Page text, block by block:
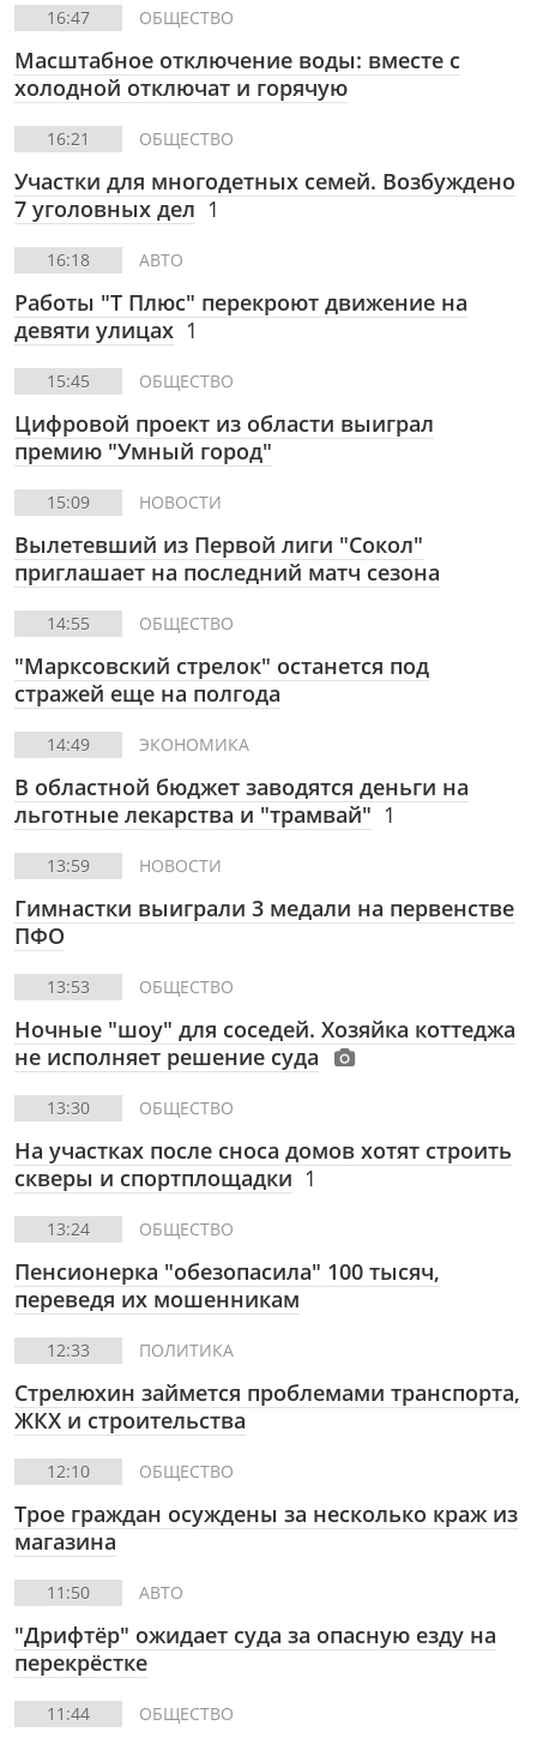
16:47 ОБЩЕСТВО
Масштабное отключение воды: вместе с
холодной отключат и горячую
16:21 ОБЩЕСТВО
Участки для многодетных семей. Возбуждено
7 уголовных дел 1
16:18 АВТО
Работы "Т Плюс" перекроют движение на
девяти улицах 1
15:45 ОБЩЕСТВО
Цифровой проект из области выиграл
премию "Умный город"
15:09 НОВОСТИ
Вылетевший из Первой лиги "Сокол"
приглашает на последний матч сезона
14:55 ОБЩЕСТВО
"Марксовский стрелок" останется под
стражей еще на полгода
14:49 ЭКОНОМИКА
В областной бюджет заводятся деньги на
льготные лекарства и "трамвай" 1
13:59 НОВОСТИ
Гимнастки выиграли 3 медали на первенстве
ПФО
13:53 ОБЩЕСТВО
Ночные "шоу" для соседей. Хозяйка коттеджа
не исполняет решение суда
13:30 ОБЩЕСТВО
На участках после сноса домов хотят строить
скверы и спортплощадки 1
13:24 ОБЩЕСТВО
Пенсионерка "обезопасила" 100 тысяч,
переведя их мошенникам
12:33 ПОЛИТИКА
Стрелюхин займется проблемами транспорта,
ЖКХ и строительства
12:10 ОБЩЕСТВО
Трое граждан осуждены за несколько краж из
магазина
11:50 АВТО
"Дрифтёр" ожидает суда за опасную езду на
перекрёстке
11:44 ОБЩЕСТВО